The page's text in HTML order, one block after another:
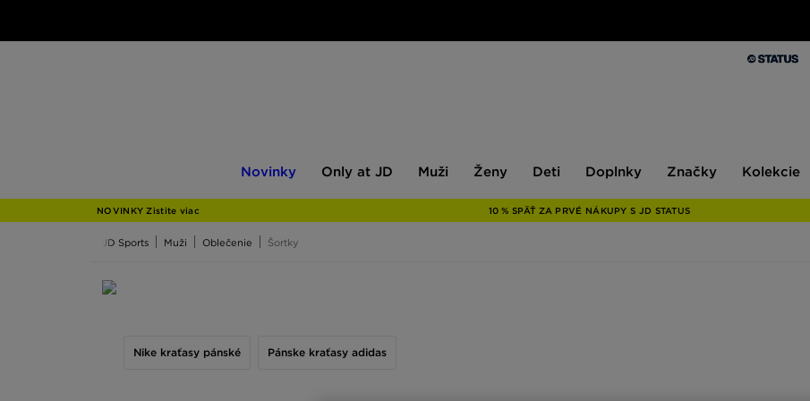
Novinky
JD
Only at JD Muži Ženy Deti Doplnky Značky Kolekcie
NOVINKY Zistite viac 10 % SPÄŤ ZA PRVÉ NÁKUPY S JD STATUS
JD Sports Muži Oblečenie Šortky
Džogery, džínsy alebo cargo nohavice sú samozrejme povinnou výbavou každého mužského šatníka. Okrem nich by však vo
Nike kraťasy pánské Pánske kraťasy adidas